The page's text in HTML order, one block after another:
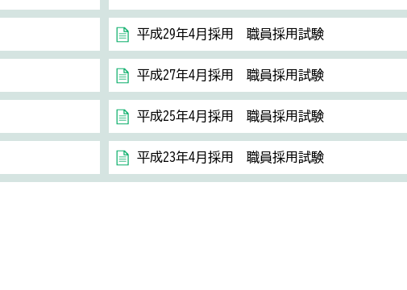
平成29年4月採用 職員採用試験
平成27年4月採用 職員採用試験
平成25年4月採用 職員採用試験
平成23年4月採用 職員採用試験